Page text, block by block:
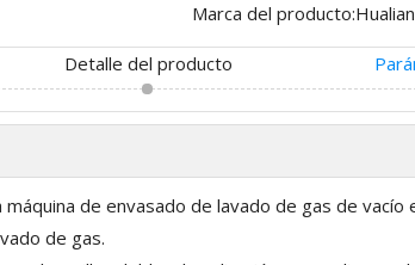
Marca del producto:Hualian
Detalle del producto
de envasado de lavado de gas de
de gas.